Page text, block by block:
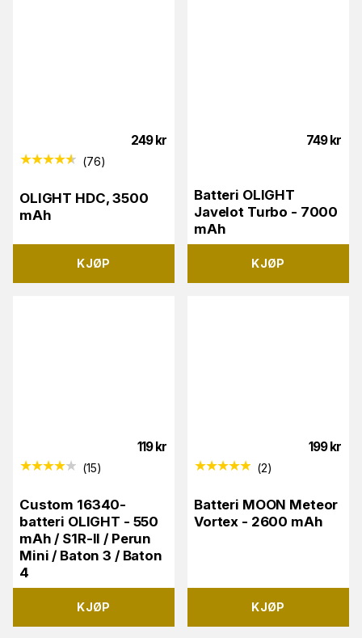
249 kr
(76)
OLIGHT HDC, 3500
mAh
KJØP
749 kr
Batteri OLIGHT
Javelot Turbo - 7000
mAh
KJØP
119 kr
(15)
Custom 16340-
batteri OLIGHT - 550
mAh / S1R-II / Perun
Mini / Baton 3 / Baton
4
KJØP
199 kr
(2)
Batteri MOON Meteor
Vortex - 2600 mAh
KJØP